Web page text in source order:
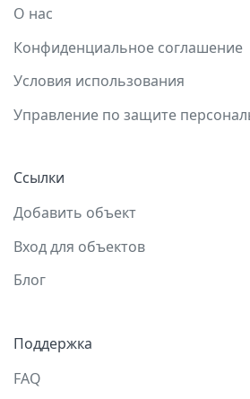
О нас
Конфиденциальное соглашение
Условия использования
Управление по защите
Ссылки
Добавить объект
Вход для объектов
Блог
Поддержка
FAQ